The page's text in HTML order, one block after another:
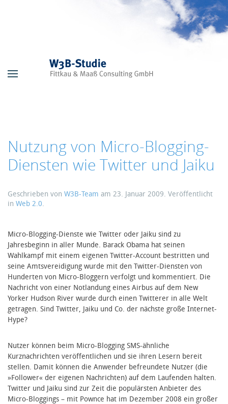
Nutzung von Micro-Blogging-
Diensten wie Twitter und Jaiku
Geschrieben von W3B-Team am 23. Januar 2009. Veröffentlicht
in Web 2.0.
Micro-Blogging-Dienste wie Twitter oder Jaiku sind zu
Jahresbeginn in aller Munde. Barack Obama hat seinen
Wahlkampf mit einem eigenen Twitter-Account bestritten und
seine Amtsvereidigung wurde mit den Twitter-Diensten von
Hunderten von Micro-Bloggern verfolgt und kommentiert. Die
Nachricht von einer Notlandung eines Airbus auf dem New
Yorker Hudson River wurde durch einen Twitterer in alle Welt
getragen. Sind Twitter, Jaiku und Co. der nächste große Internet-
Hype?
Nutzer können beim Micro-Blogging SMS-ähnliche
Kurznachrichten veröffentlichen und sie ihren Lesern bereit
stellen. Damit können die Anwender befreundete Nutzer (die
»Follower« der eigenen Nachrichten) auf dem Laufenden halten.
Twitter und Jaiku sind zur Zeit die populärsten Anbieter des
Micro-Bloggings – mit Pownce hat im Dezember 2008 ein großer